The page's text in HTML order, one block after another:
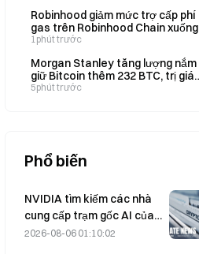
Robinhood giảm mức trợ cấp phí
gas trên Robinhood Chain xuống
còn 0,5 USD, tương đương mức
1phút trước
Morgan Stanley tăng lượng nắm
giữ Bitcoin thêm 232 BTC, trị giá
15,05 triệu USD, nâng tổng lượng
5phút trước
Phổ biến
NVIDIA tìm kiếm các nhà
cung cấp trạm gốc AI của
Trung Quốc để triển khai
2026-08-06 01:10:02